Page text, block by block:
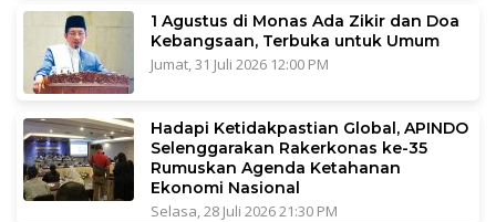
1 Agustus di Monas Ada Zikir dan Doa
Kebangsaan, Terbuka untuk Umum
Jumat, 31 Juli 2026 12:00 PM
Hadapi Ketidakpastian Global, APINDO
Selenggarakan Rakerkonas ke-35
Rumuskan Agenda Ketahanan
Ekonomi Nasional
Selasa, 28 Juli 2026 21:30 PM